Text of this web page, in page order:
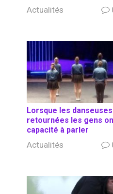
Actualités
Lorsque les
retournées les gens
capacité à parler
Actualités